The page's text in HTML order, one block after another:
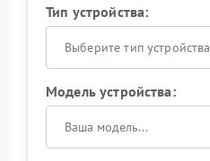
Тип устройства:
Выберите тип устройства
Модель устройства: